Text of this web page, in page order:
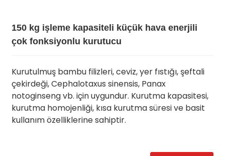
150 kg işleme kapasiteli küçük hava enerjili
çok fonksiyonlu kurutucu
Kurutulmuş bambu filizleri, ceviz, yer fıstığı, şeftali
çekirdeği, Cephalotaxus sinensis, Panax
notoginseng vb. için uygundur. Kurutma kapasitesi,
kurutma homojenliği, kısa kurutma süresi ve basit
kullanım özelliklerine sahiptir.